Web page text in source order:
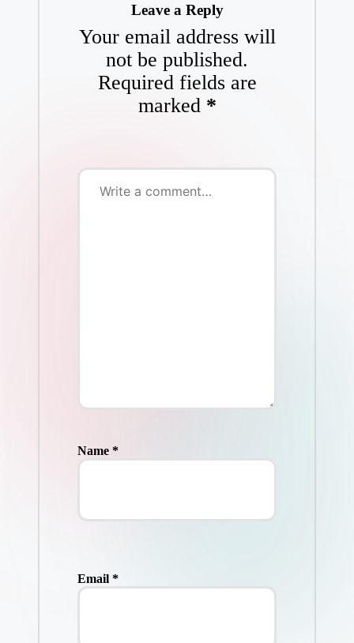
Leave a Reply
Your email address will
not be published.
Required fields are
marked *
Name *
Email *